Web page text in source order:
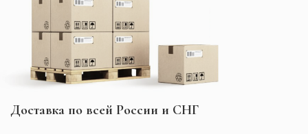
Доставка по всей России и СНГ